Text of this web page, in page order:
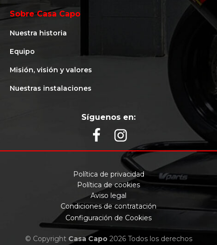
Sobre Casa Capo
Nuestra historia
Equipo
Misión, visión y valores
Nuestras instalaciones
Síguenos en:
© Copyright Casa Capo2026 Todos los derechos
Política de privacidad
Política de cookies
Aviso legal
Condiciones de contratación
Configuración de Cookies